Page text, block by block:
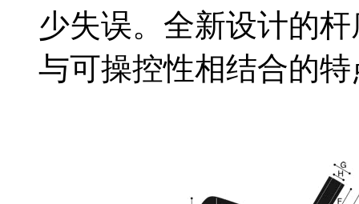
少失误。全新设计的
与可操控性相结合的特